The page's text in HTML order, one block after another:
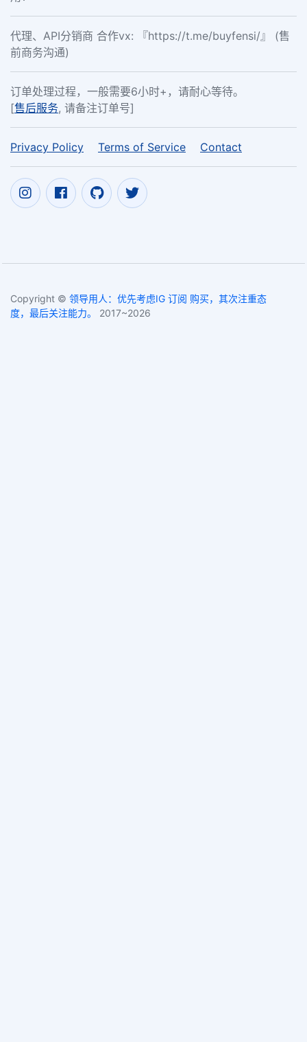
代理、API分销商 合作vx: 『https://t.me/buyfensi/』 (售
前商务沟通)
订单处理过程，一般需要6小时+，请耐心等待。
[售后服务, 请备注订单号]
Privacy Policy Terms of Service Contact
Copyright © 领导用人：优先考虑IG 订阅 购买，其次注重态
度，最后关注能力。
2017~2026